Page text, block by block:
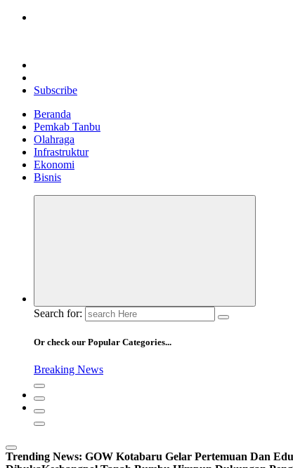
Subscribe
Beranda
Pemkab Tanbu
Olahraga
Infrastruktur
Ekonomi
Bisnis
Search for:
Or check our Popular Categories...
Breaking News
Trending News: GOW Kotabaru Gelar Pertemuan Dan